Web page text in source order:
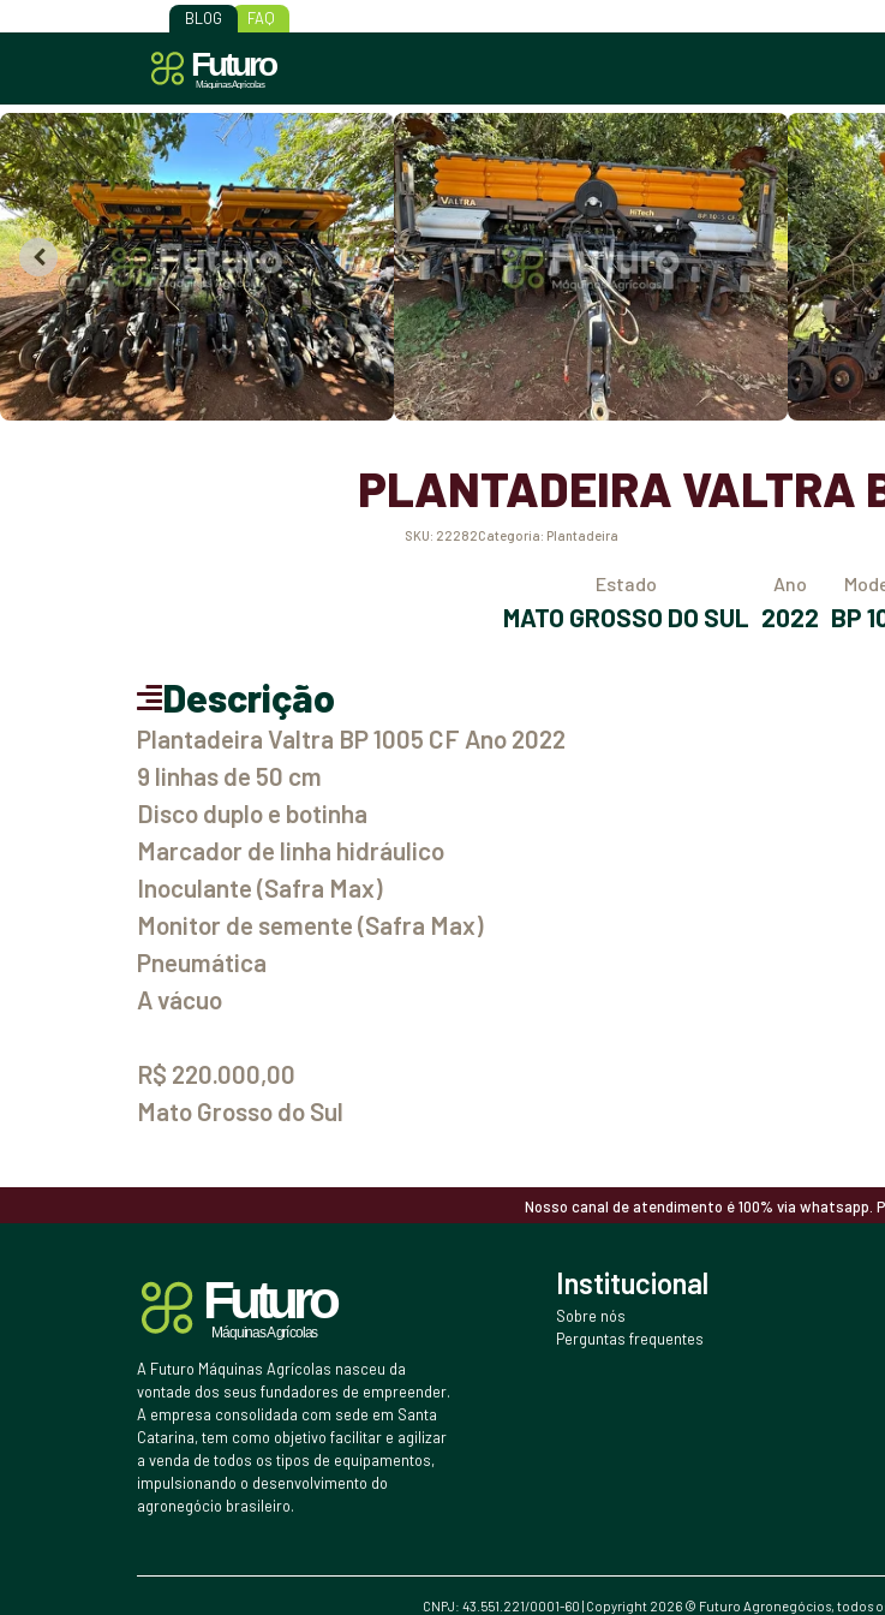
BLOG FAQ
PLANTADEIRA VALTRA
SKU: 22282 Categoria: Plantadeira
Estado
MATO GROSSO DO SUL
Ano
2022 BP
Descrição
Plantadeira Valtra BP 1005 CF Ano 2022
9 linhas de 50 cm
Disco duplo e botinha
Marcador de linha hidráulico
Inoculante (Safra Max)
Monitor de semente (Safra Max)
Pneumática
A vácuo
R$ 220.000,00
Mato Grosso do Sul
Nosso canal de atendimento é 100% via whatsapp.
A Futuro Máquinas Agrícolas nasceu da
vontade dos seus fundadores de empreender.
A empresa consolidada com sede em Santa
Catarina, tem como objetivo facilitar e agilizar
a venda de todos os tipos de equipamentos,
impulsionando o desenvolvimento do
agronegócio brasileiro.
Institucional
Sobre nós
Perguntas frequentes
CNPJ: 43.551.221/0001-60 | Copyright 2026 © Futuro Agronegócios, todos